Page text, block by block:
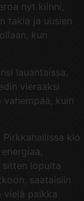
nyt kiinni,
takia ja uusien
kun
lauantaissa,
vieraaksi
vahempää, kuin
klo
sitten lopulta
saataisiin
vielä paikka